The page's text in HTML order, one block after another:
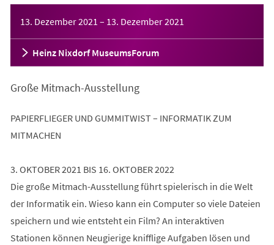
13. Dezember 2021 – 13. Dezember 2021
Heinz Nixdorf MuseumsForum
Große Mitmach-Ausstellung
PAPIERFLIEGER UND GUMMITWIST – INFORMATIK ZUM
MITMACHEN
3. OKTOBER 2021 BIS 16. OKTOBER 2022
Die große Mitmach-Ausstellung führt spielerisch in die Welt
der Informatik ein. Wieso kann ein Computer so viele Dateien
speichern und wie entsteht ein Film? An interaktiven
Stationen können Neugierige knifflige Aufgaben lösen und